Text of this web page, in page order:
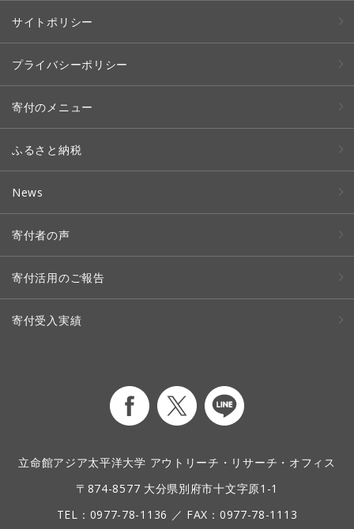
サイトポリシー
プライバシーポリシー
寄付のメニュー
ふるさと納税
News
寄付者の声
寄付活用のご報告
寄付受入実績
立命館アジア太平洋大学 アウトリーチ・リサーチ・オフィス
〒874-8577 大分県別府市十文字原1-1
TEL： 0977-78-1136 ／ FAX：0977-78-1113